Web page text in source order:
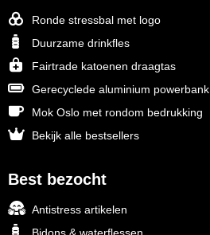
Ronde stressbal met logo
Duurzame drinkfles
Fairtrade katoenen draagtas
Gerecyclede aluminium powerbank
Mok Oslo met rondom bedrukking
Bekijk alle bestsellers
Best bezocht
Antistress artikelen